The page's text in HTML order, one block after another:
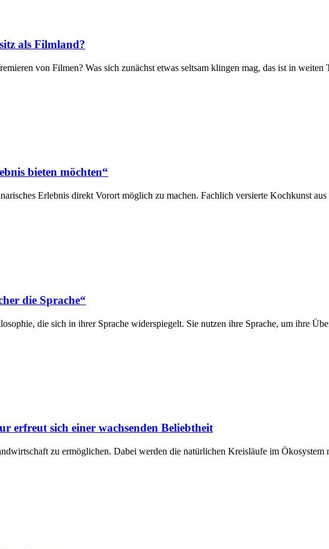
als Filmland?
von Filmen? Was sich zunächst etwas seltsam klingen mag, das ist in weiten
bieten möchten“
Erlebnis direkt Vorort möglich zu machen. Fachlich versierte Kochkunst aus
die Sprache“
die sich in ihrer Sprache widerspiegelt. Sie nutzen ihre Sprache, um ihre
erfreut sich einer wachsenden Beliebtheit
zu ermöglichen. Dabei werden die natürlichen Kreisläufe im Ökosystem